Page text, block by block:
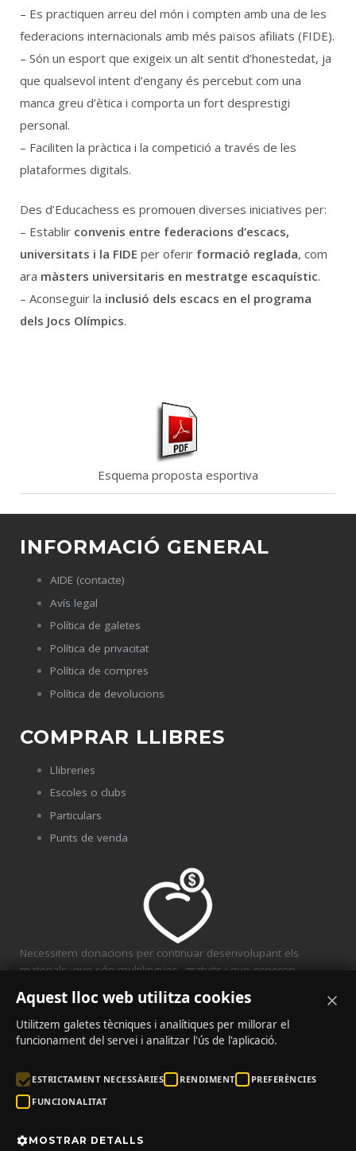
– Es practiquen arreu del món i compten amb una de les
federacions internacionals amb més països afiliats (FIDE).
– Són un esport que exigeix un alt sentit d’honestedat, ja
que qualsevol intent d’engany és percebut com una
manca greu d’ètica i comporta un fort desprestigi
personal.
– Faciliten la pràctica i la competició a través de les
plataformes digitals.
Des d’Educachess es promouen diverses iniciatives per:
– Establir convenis entre federacions d’escacs,
universitats i la FIDE per oferir formació reglada, com
ara màsters universitaris en mestratge escaquístic.
– Aconseguir la inclusió dels escacs en el programa
dels Jocs Olímpics.
Esquema proposta esportiva
INFORMACIÓ GENERAL
AIDE (contacte)
Avís legal
Política de galetes
Política de privacitat
Política de compres
Política de devolucions
COMPRAR LLIBRES
Llibreries
Escoles o clubs
Particulars
Punts de venda
Necessitem donacions per continuar desenvolupant els
materials, que són multilingües, gratuïts i que generen
CONVENIS
Aquest lloc web utilitza cookies
Utilitzem galetes tècniques i analítiques per millorar el
funcionament del servei i analitzar l'ús de l'aplicació.
ESTRICTAMENT NECESSÀRIES RENDIMENT
PREFERÈNCIES
FUNCIONALITAT
MOSTRAR DETALLS